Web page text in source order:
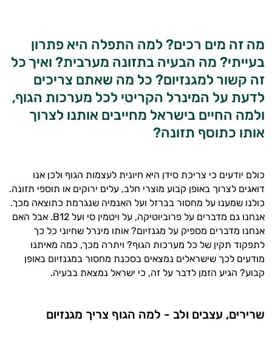
מה זה מים רכים? למה התפלה היא פתרון
בעייתי? מה הבעיה בתזונה מערבית? ואיך כל
זה קשור למגנזיום? כל מה שאתם צריכים
לדעת על המינרל הקריטי לכל מערכות הגוף,
ולמה החיים בישראל מחייבים אותנו לצרוך
אותו כתוסף תזונה?
כולם יודעים כי צריכת סידן היא חיונית לעצמות הגוף ולכן אנו
דואגים לצרוך באופן קבוע מוצרי חלב, עלים ירוקים או תוספי תזונה.
כולנו שמענו על מחסור בברזל ועל האנמיה שנגרמת כתוצאה מכך.
אנחנו גם מדברים על פרוביוטיקה, על ויטמין סי ועל B12. אבל האם
אנחנו מדברים מספיק על מגנזיום? אותו מינרל שחיוני כל כך
לתפקוד תקין של כל מערכות הגוף? ויתרה מכך, כמה מאיתנו
מודעים לכך שישראלים נמצאים בסכנת מחסור במגנזיום באופן
קבוע? הגיע הזמן לדבר על זה, כי ישראל נמצאת בבעיה.
שרירים, עצבים ולב - למה הגוף צריך מגנזיום